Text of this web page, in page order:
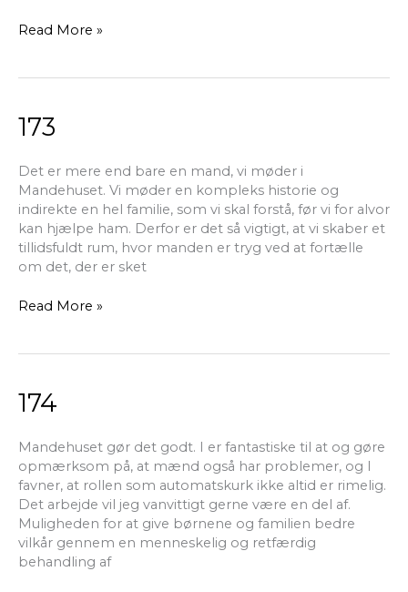
Read More »
173
Det er mere end bare en mand, vi møder i
Mandehuset. Vi møder en kompleks historie og
indirekte en hel familie, som vi skal forstå, før vi for alvor
kan hjælpe ham. Derfor er det så vigtigt, at vi skaber et
tillidsfuldt rum, hvor manden er tryg ved at fortælle
om det, der er sket
173
Read More »
174
Mandehuset gør det godt. I er fantastiske til at og gøre
opmærksom på, at mænd også har problemer, og I
favner, at rollen som automatskurk ikke altid er rimelig.
Det arbejde vil jeg vanvittigt gerne være en del af.
Muligheden for at give børnene og familien bedre
vilkår gennem en menneskelig og retfærdig
behandling af
174